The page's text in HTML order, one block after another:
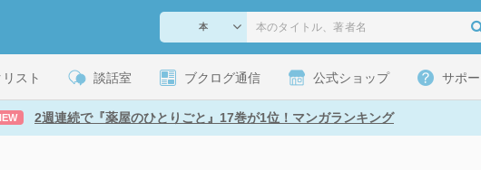
スト 談話室 ブクログ通信 公式ショップ サポー
2週連続で『薬屋のひとりごと』17巻が1位！マンガランキング